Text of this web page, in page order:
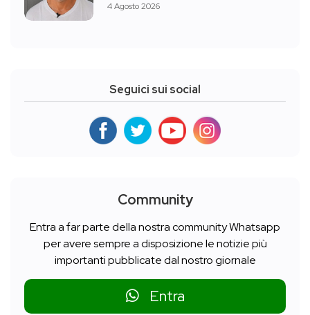
4 Agosto 2026
Seguici sui social
Community
Entra a far parte della nostra community Whatsapp
per avere sempre a disposizione le notizie più
importanti pubblicate dal nostro giornale
Entra